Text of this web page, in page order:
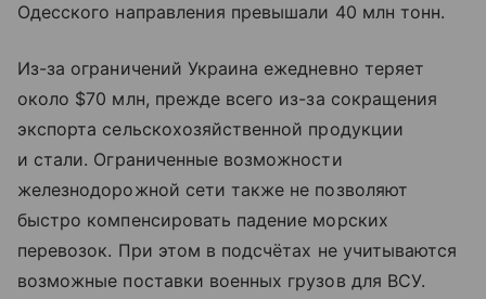
Одесского направления превышали 40 млн тонн.
Из-за ограничений Украина ежедневно теряет
около $70 млн, прежде всего из-за сокращения
экспорта сельскохозяйственной продукции
и стали. Ограниченные возможности
железнодорожной сети также не позволяют
быстро компенсировать падение морских
перевозок. При этом в подсчётах не учитываются
возможные поставки военных грузов для ВСУ.